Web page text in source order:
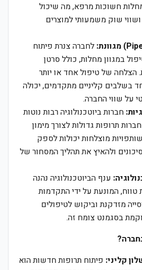
חשוכות מרפא, מה שיכול
שוק משמעותי למוצרים
לחברה צנרת פיתוח
במגוון מחלות, כולל סרטן
הצלחה של טיפול אחד או יותר
בשלבים קליניים מתקדמים, יכולה
על שווי החברה.
חברות ביוטכנולוגיה רבות נוטות
תרופות גדולות לצורך מימון
מוצלחות יכולות לספק
ולהאיץ את תהליך המסחור של
ענף הביוטכנולוגיה נהנה
המונעת על ידי התקדמות
מזדקנת וביקוש לטיפולים
קליני: פיתוח תרופות חדשות הוא